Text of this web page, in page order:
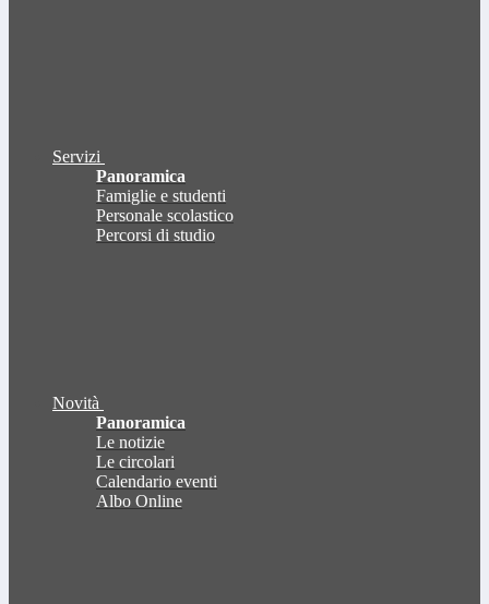
Servizi
Panoramica
Famiglie e studenti
Personale scolastico
Percorsi di studio
Novità
Panoramica
Le notizie
Le circolari
Calendario eventi
Albo Online